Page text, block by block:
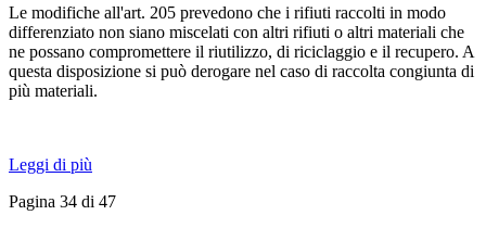
Le modifiche all'art. 205 prevedono che i rifiuti raccolti in modo
differenziato non siano miscelati con altri rifiuti o altri materiali che
ne possano compromettere il riutilizzo, di riciclaggio e il recupero. A
questa disposizione si può derogare nel caso di raccolta congiunta di
più materiali.
Leggi di più
Pagina 34 di 47